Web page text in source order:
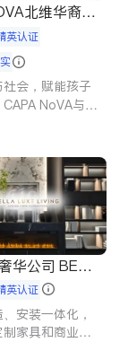
北维华裔家
英认证
会，赋能孩子
NoVA与您
、公平、充满
司 BELL
英认证
安装一体化，
家具和商业空